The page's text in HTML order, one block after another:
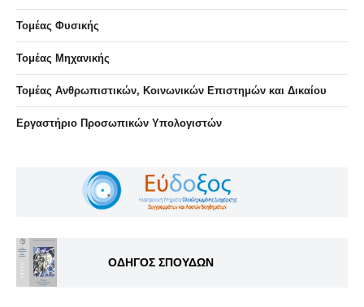
Τομέας Φυσικής
Τομέας Μηχανικής
Τομέας Ανθρωπιστικών, Κοινωνικών Επιστημών και Δικαίου
Eργαστήριo Προσωπικών Υπολογιστών
ΟΔΗΓΟΣ ΣΠΟΥΔΩΝ